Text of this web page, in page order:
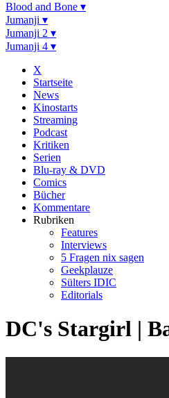
Blood and Bone ▾
Jumanji ▾
Jumanji 2 ▾
Jumanji 4 ▾
X
Startseite
News
Kinostarts
Streaming
Podcast
Kritiken
Serien
Blu-ray & DVD
Comics
Bücher
Kommentare
Rubriken
Features
Interviews
5 Fragen nix sagen
Geekplauze
Sülters IDIC
Editorials
DC's Stargirl |